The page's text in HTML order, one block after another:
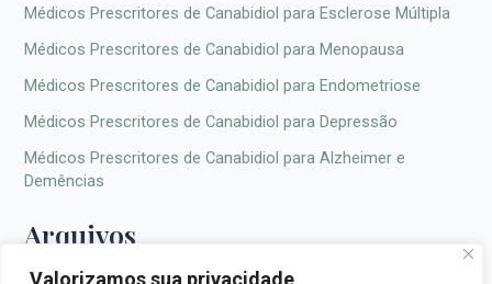
Valorizamos sua privacidade
Médicos Prescritores de Canabidiol para Esclerose Múltipla
Médicos Prescritores de Canabidiol para Menopausa
Médicos Prescritores de Canabidiol para Endometriose
Médicos Prescritores de Canabidiol para Depressão
Médicos Prescritores de Canabidiol para Alzheimer e
Demências
Arquivos